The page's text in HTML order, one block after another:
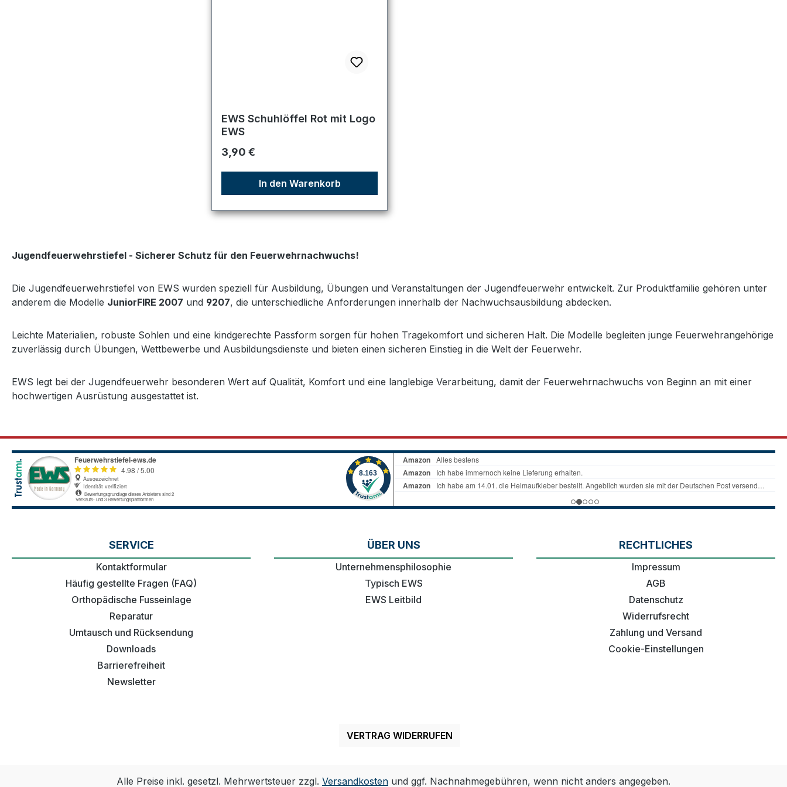
EWS Schuhlöffel Rot mit Logo
EWS
Regulärer Preis:
3,90 €
In den Warenkorb
Jugendfeuerwehrstiefel - Sicherer Schutz für den Feuerwehrnachwuchs!
Die Jugendfeuerwehrstiefel von EWS wurden speziell für Ausbildung, Übungen und Veranstaltungen der Jugendfeuerwehr entwickelt. Zur Produktfamilie gehören unter
anderem die Modelle JuniorFIRE 2007 und 9207, die unterschiedliche Anforderungen innerhalb der Nachwuchsausbildung abdecken.
Leichte Materialien, robuste Sohlen und eine kindgerechte Passform sorgen für hohen Tragekomfort und sicheren Halt. Die Modelle begleiten junge Feuerwehrangehörige
zuverlässig durch Übungen, Wettbewerbe und Ausbildungsdienste und bieten einen sicheren Einstieg in die Welt der Feuerwehr.
EWS legt bei der Jugendfeuerwehr besonderen Wert auf Qualität, Komfort und eine langlebige Verarbeitung, damit der Feuerwehrnachwuchs von Beginn an mit einer
hochwertigen Ausrüstung ausgestattet ist.
SERVICE
Kontaktformular
Häufig gestellte Fragen (FAQ)
Orthopädische Fusseinlage
Reparatur
Umtausch und Rücksendung
Downloads
Barrierefreiheit
Newsletter
ÜBER UNS
Unternehmensphilosophie
Typisch EWS
EWS Leitbild
RECHTLICHES
Impressum
AGB
Datenschutz
Widerrufsrecht
Zahlung und Versand
Cookie-Einstellungen
VERTRAG WIDERRUFEN
Alle Preise inkl. gesetzl. Mehrwertsteuer zzgl. Versandkosten und ggf. Nachnahmegebühren, wenn nicht anders angegeben.